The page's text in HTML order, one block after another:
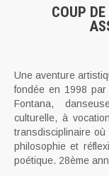
COUP
Une aventure
fondée en 1998
Fontana,
culturelle, à
transdisciplinaire
philosophie et
poétique. 28ème